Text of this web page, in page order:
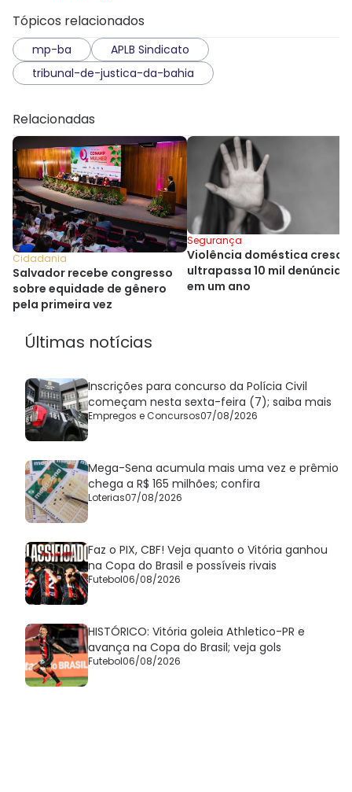
Tópicos relacionados
mp-ba
APLB Sindicato
tribunal-de-justica-da-bahia
Relacionadas
Cidadania
Salvador recebe congresso
sobre equidade de gênero
pela primeira vez
Segurança
Violência doméstica cresce
ultrapassa 10 mil denúncias
em um ano
Últimas notícias
Inscrições para concurso da Polícia Civil
começam nesta sexta-feira (7); saiba mais
Empregos e Concursos07/08/2026
Mega-Sena acumula mais uma vez e prêmio
chega a R$ 165 milhões; confira
Loterias07/08/2026
Faz o PIX, CBF! Veja quanto o Vitória ganhou
na Copa do Brasil e possíveis rivais
Futebol06/08/2026
HISTÓRICO: Vitória goleia Athletico-PR e
avança na Copa do Brasil; veja gols
Futebol06/08/2026